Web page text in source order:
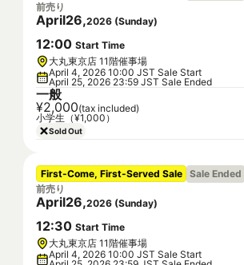
前売り
April26,2026 (Sunday)
12:00 Start Time
大丸東京店 11階催事場
April 4, 2026 10:00 JST Sale Start
April 25, 2026 23:59 JST Sale Ended
一般
¥2,000(tax included)
小学生（¥1,000）
Sold Out
First-Come, First-Served Sale Sale Ended
前売り
April26,2026 (Sunday)
12:30 Start Time
大丸東京店 11階催事場
April 4, 2026 10:00 JST Sale Start